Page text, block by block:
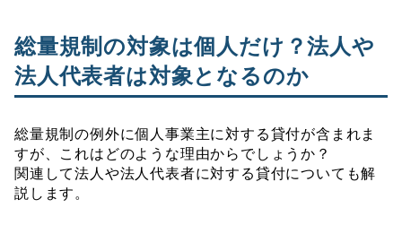
総量規制の対象は個人だけ？法人や
法人代表者は対象となるのか
総量規制の例外に個人事業主に対する貸付が含まれま
すが、これはどのような理由からでしょうか？
関連して法人や法人代表者に対する貸付についても解
説します。